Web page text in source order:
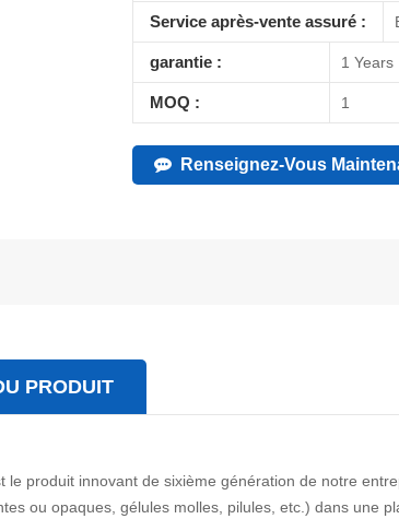
Service après-vente assuré :
garantie : 1 Years
MOQ : 1
Renseignez-Vous
PRODUIT
le produit innovant de sixième génération de notre
ou opaques, gélules molles, pilules, etc.) dans une